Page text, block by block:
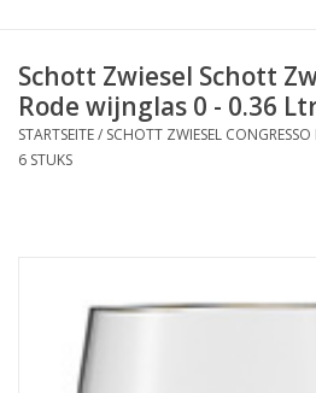
Karaffen
Glasgravur fur karaffe und
weinglaser
Kaffee & Tee
Schott Zwiesel Schott
Rode wijnglas 0 - 0.36
STARTSEITE/ SCHOTT ZWIESEL
6 STUKS